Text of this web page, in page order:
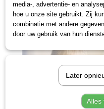
media-, advertentie- en
hoe u onze site gebruikt. Zij
combinatie met andere
door uw gebruik van hun
Later
Alles